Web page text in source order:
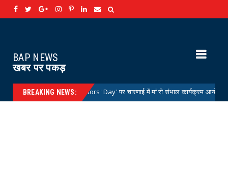
BAP NEWS
खबर पर पकड़
BREAKING NEWS:
डे 'National Doctors' Day' पर चारणाई में मां री संभाल कार्यक्रम आयोजित News